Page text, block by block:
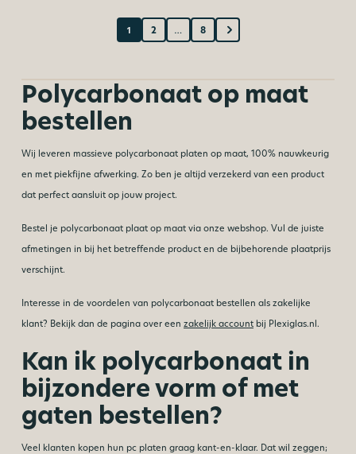
1 2 … 8
Polycarbonaat op maat
bestellen
Wij leveren massieve polycarbonaat platen op maat, 100% nauwkeurig
en met piekfijne afwerking. Zo ben je altijd verzekerd van een product
dat perfect aansluit op jouw project.
Bestel je polycarbonaat plaat op maat via onze webshop. Vul de juiste
afmetingen in bij het betreffende product en de bijbehorende plaatprijs
verschijnt.
Interesse in de voordelen van polycarbonaat bestellen als zakelijke
klant? Bekijk dan de pagina over eenzakelijk account bij Plexiglas.nl.
Kan ik polycarbonaat in
bijzondere vorm of met
gaten bestellen?
Veel klanten kopen hun pc platen graag kant-en-klaar. Dat wil zeggen;